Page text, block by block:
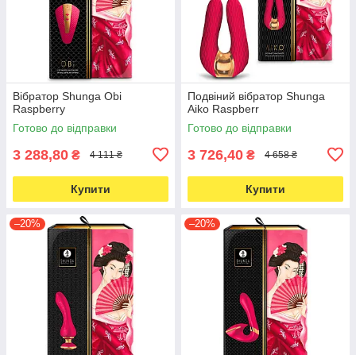
Вібратор Shunga Obi
Raspberry
Готово до відправки
3 288,80 ₴ 4 111 ₴
Купити
Подвіний вібратор Shunga
Aiko Raspberr
Готово до відправки
3 726,40 ₴ 4 658 ₴
Купити
–20% –20%